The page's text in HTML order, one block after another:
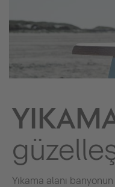
Yıkama alanı